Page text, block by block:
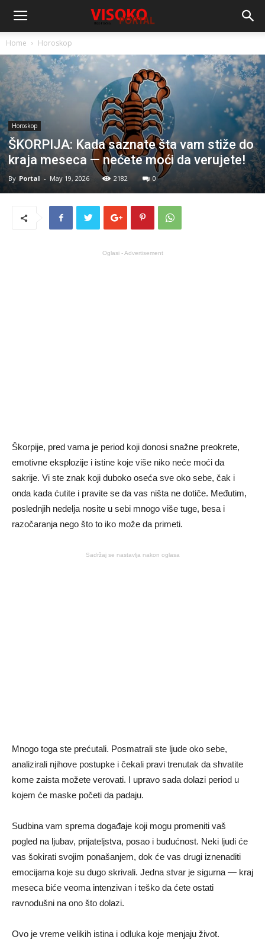
Home Horoskop
Horoskop
ŠKORPIJA: Kada saznate šta vam stiže do
kraja meseca — nećete moći da verujete!
By Portal - May 19, 2026 2182 0
Oglasi - Advertisement
Škorpije, pred vama je period koji donosi snažne preokrete,
emotivne eksplozije i istine koje više niko neće moći da
sakrije. Vi ste znak koji duboko oseća sve oko sebe, čak i
onda kada ćutite i pravite se da vas ništa ne dotiče. Međutim,
poslednjih nedelja nosite u sebi mnogo više tuge, besa i
razočaranja nego što to iko može da primeti.
Sadržaj se nastavlja nakon oglasa
Mnogo toga ste prećutali. Posmatrali ste ljude oko sebe,
analizirali njihove postupke i čekali pravi trenutak da shvatite
kome zaista možete verovati. I upravo sada dolazi period u
kojem će maske početi da padaju.
Sudbina vam sprema događaje koji mogu promeniti vaš
pogled na ljubav, prijateljstva, posao i budućnost. Neki ljudi će
vas šokirati svojim ponašanjem, dok će vas drugi iznenaditi
emocijama koje su dugo skrivali. Jedna stvar je sigurna — kraj
meseca biće veoma intenzivan i teško da ćete ostati
ravnodušni na ono što dolazi.
Ovo je vreme velikih istina i odluka koje menjaju život.